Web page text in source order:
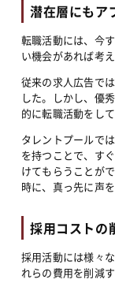
潜在層にもア
転職活動には、今
い機会があれば考
従来の求人広告で
した。しかし、優
的に転職活動をし
タレントプールで
を持つことで、す
けてもらうことが
時に、真っ先に声
採用コストの
採用活動には様々
れらの費用を削減